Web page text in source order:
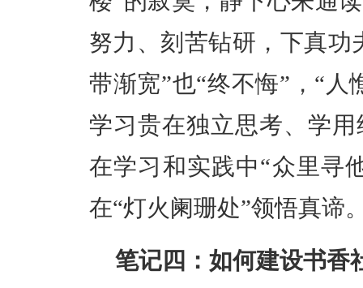
努力、刻苦钻研，下真功
带渐宽”也“终不悔”，“
学习贵在独立思考、学
在学习和实践中“众里寻
在“灯火阑珊处”领悟真谛
笔记四：如何建设书香